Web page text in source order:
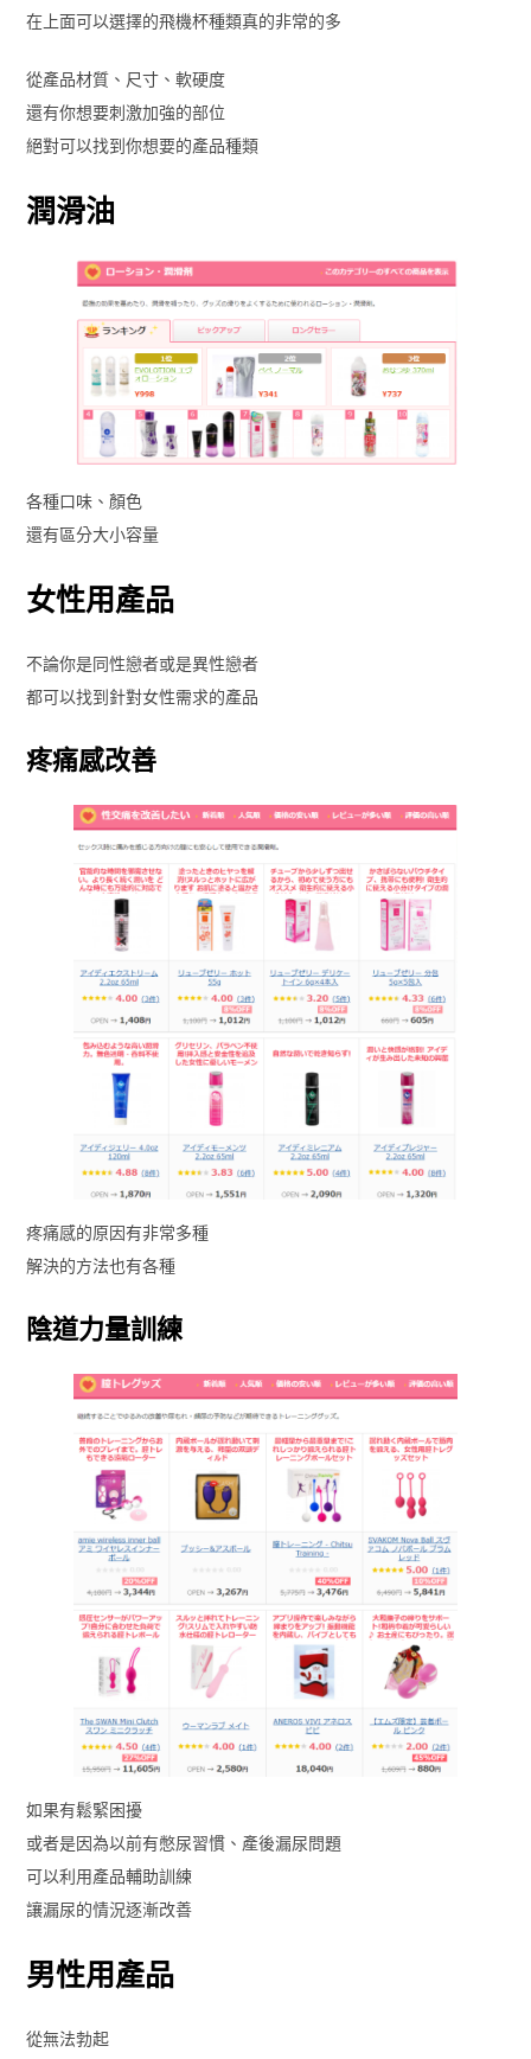
在上面可以選擇的飛機杯種類真的非常的多
從產品材質、尺寸、軟硬度
還有你想要刺激加強的部位
絕對可以找到你想要的產品種類
潤滑油
各種口味、顏色
還有區分大小容量
女性用產品
不論你是同性戀者或是異性戀者
都可以找到針對女性需求的產品
疼痛感改善
疼痛感的原因有非常多種
解決的方法也有各種
陰道力量訓練
如果有鬆緊困擾
或者是因為以前有憋尿習慣、產後漏尿問題
可以利用產品輔助訓練
讓漏尿的情況逐漸改善
男性用產品
從無法勃起